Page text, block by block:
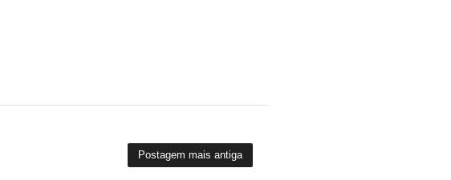
Postagem mais antiga